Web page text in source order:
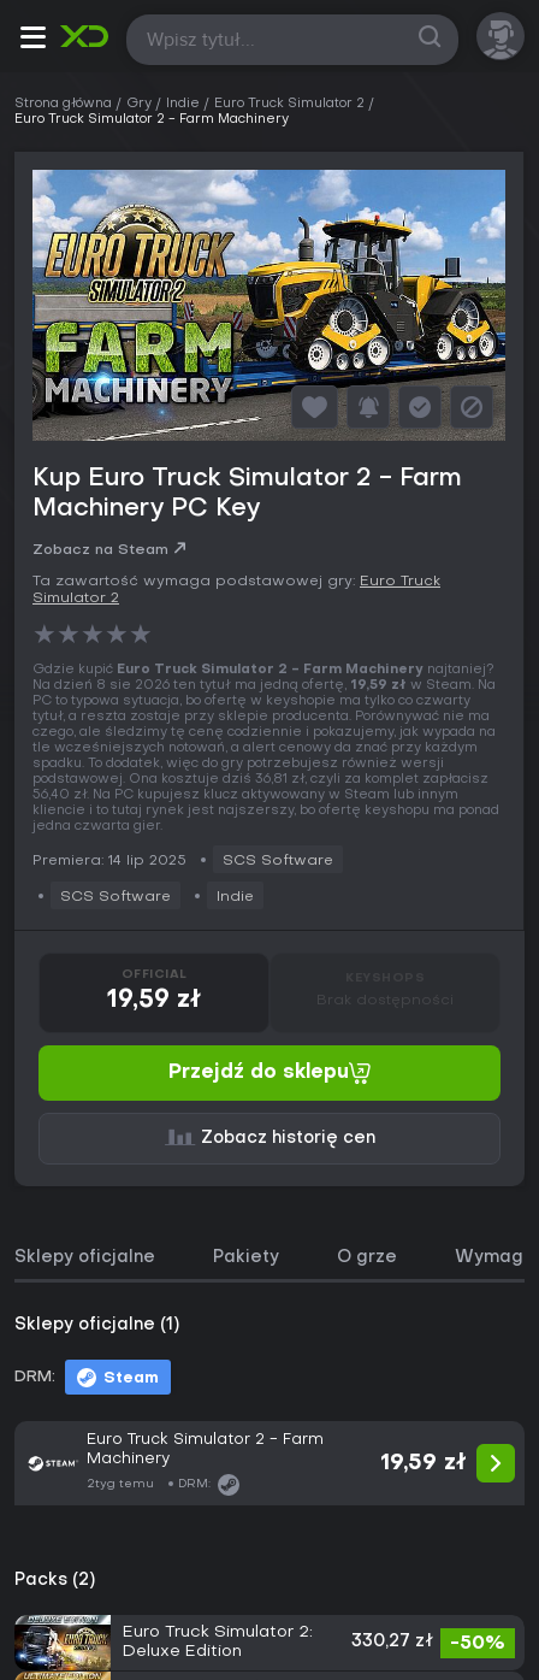
Wszystkie
Strona główna Gry Indie
Euro Truck Simulator 2
Euro Truck Simulator 2 - Farm Machinery
Kup Euro Truck Simulator 2 - Farm
Machinery PC Key
Zobacz na Steam
Ta zawartość wymaga podstawowej gry: Euro Truck
Simulator 2
★★★★★
Gdzie kupić Euro Truck Simulator 2 - Farm Machinery najtaniej?
Na dzień 8 sie 2026 ten tytuł ma jedną ofertę, 19,59 zł w Steam. Na
PC to typowa sytuacja, bo ofertę w keyshopie ma tylko co czwarty
tytuł, a reszta zostaje przy sklepie producenta. Porównywać nie ma
czego, ale śledzimy tę cenę codziennie i pokazujemy, jak wypada na
tle wcześniejszych notowań, a alert cenowy da znać przy każdym
spadku. To dodatek, więc do gry potrzebujesz również wersji
podstawowej. Ona kosztuje dziś 36,81 zł, czyli za komplet zapłacisz
56,40 zł. Na PC kupujesz klucz aktywowany w Steam lub innym
kliencie i to tutaj rynek jest najszerszy, bo ofertę keyshopu ma ponad
jedna czwarta gier.
Premiera: 14 lip 2025 SCS Software
SCS Software Indie
OFFICIAL
19,59 zł Brak dostępności
Przejdź do sklepu
Zobacz historię cen
Sklepy oficjalne Pakiety O grze
Sklepy oficjalne (1)
DRM: Steam
Euro Truck Simulator 2 - Farm
Machinery
2tyg temu DRM:
19,59 zł
Packs (2)
Euro Truck Simulator 2:
Deluxe Edition
330,27 zł -50%